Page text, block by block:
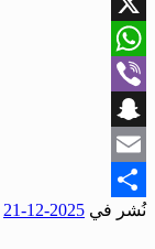
X
WhatsApp
Viber
Snapchat
Email
Share
نُشر في 2025-12-21